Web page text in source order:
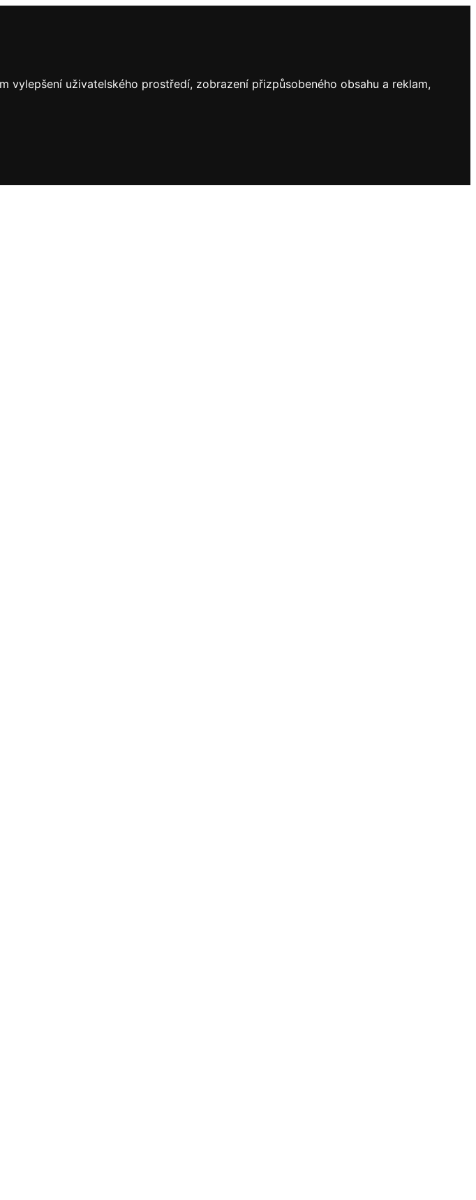
uživatelského prostředí, zobrazení přizpůsobeného obsahu a reklam,